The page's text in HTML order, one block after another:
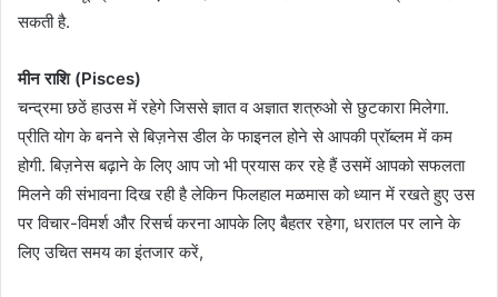
सकती है.
मीन राशि (Pisces)
चन्द्रमा छठें हाउस में रहेगे जिससे ज्ञात व अज्ञात शत्रुओ से छुटकारा मिलेगा.
प्रीति योग के बनने से बिज़नेस डील के फाइनल होने से आपकी प्रॉब्लम में कम
होगी. बिज़नेस बढ़ाने के लिए आप जो भी प्रयास कर रहे हैं उसमें आपको सफलता
मिलने की संभावना दिख रही है लेकिन फिलहाल मळमास को ध्यान में रखते हुए उस
पर विचार-विमर्श और रिसर्च करना आपके लिए बैहतर रहेगा, धरातल पर लाने के
लिए उचित समय का इंतजार करें,